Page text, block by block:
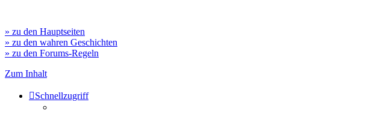
» zu den Hauptseiten
» zu den wahren Geschichten
» zu den Forums-Regeln
Zum Inhalt
Schnellzugriff